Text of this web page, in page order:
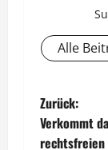
Alle
B
e
Zurück:
Verkommt
rechtsfreien